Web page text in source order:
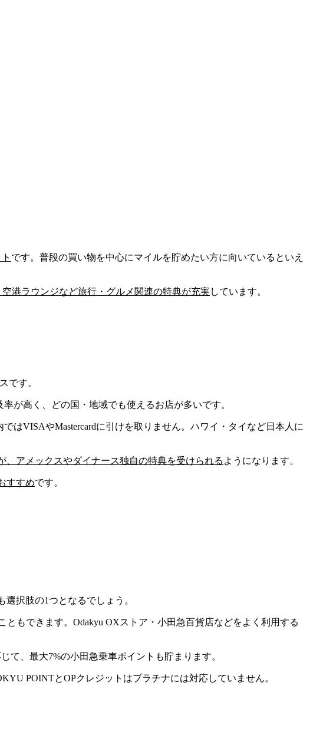
です。 普段の買い物を中心にマイルを貯めたい方に向いている といえ
空港ラウンジなど旅行・グルメ関連の特典が充実 しています。
です。
が高く、どの国・地域でも使えるお店が多いです。
はVISAやMastercardに引けを取りません。 ハワイ・タイなど日本人に
、アメックスやダイナース独自の特典を受けられる ようになります。
すすめです。
択肢の1つとなるでしょう。
ともできます。Odakyu OXストア・小田急百貨店などをよく利用する
て、 最大7%の小田急乗車ポイント も貯まります。
POINTとOPクレジットはプラチナには対応していません。